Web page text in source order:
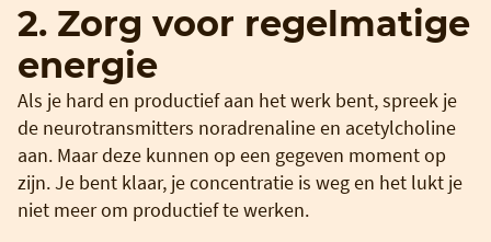
2. Zorg voor regelmatige
energie
Als je hard en productief aan het werk bent, spreek je
de neurotransmitters noradrenaline en acetylcholine
aan. Maar deze kunnen op een gegeven moment op
zijn. Je bent klaar, je concentratie is weg en het lukt je
niet meer om productief te werken.